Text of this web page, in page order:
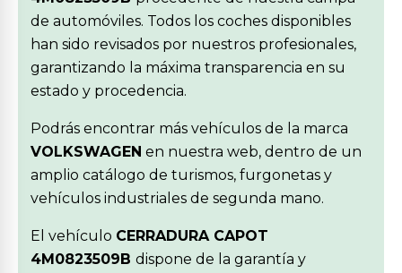
de automóviles. Todos los coches disponibles
han sido revisados por nuestros profesionales,
garantizando la máxima transparencia en su
estado y procedencia.
Podrás encontrar más vehículos de la marca
VOLKSWAGEN en nuestra web, dentro de un
amplio catálogo de turismos, furgonetas y
vehículos industriales de segunda mano.
El vehículo CERRADURA CAPOT
4M0823509B dispone de la garantía y